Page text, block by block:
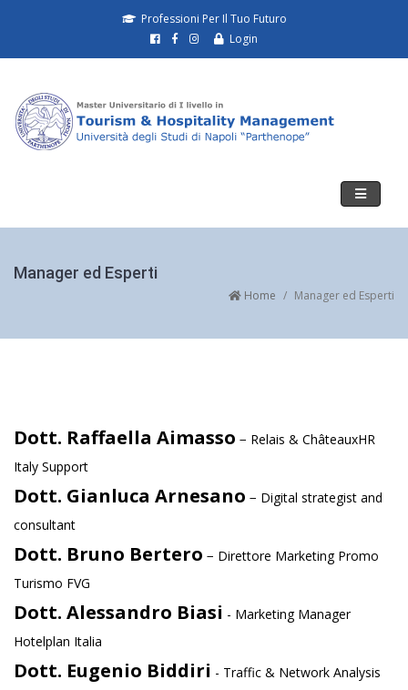
Professioni Per Il Tuo Futuro
Login
Toggle
Manager ed Esperti
Home Manager ed Esperti
Dott. Raffaella Aimasso − Relais & ChâteauxHR
Italy Support
Dott. Gianluca Arnesano − Digital strategist and
consultant
Dott. Bruno Bertero − Direttore Marketing Promo
Turismo FVG
Dott. Alessandro Biasi - Marketing Manager
Hotelplan Italia
Dott. Eugenio Biddiri - Traffic & Network Analysis